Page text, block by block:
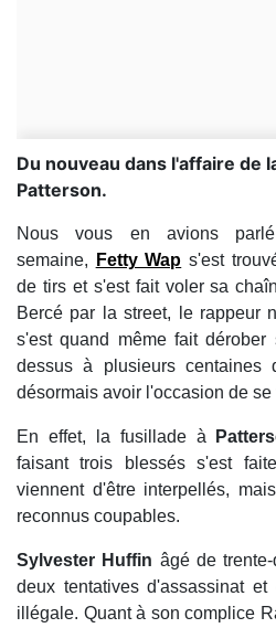
Du nouveau dans l'affaire de
Patterson.
Nous vous en avions
semaine,
Fetty Wap s'est
de tirs et s'est fait voler sa
Bercé par la street, le rappeur
s'est quand même fait
dessus à plusieurs
désormais avoir l'occasion de se
En effet, la fusillade à
faisant trois blessés s'est
viennent d'être interpellés,
reconnus coupables.
Sylvester Huffin âgé de
deux tentatives d'assassinat
illégale. Quant à son complice